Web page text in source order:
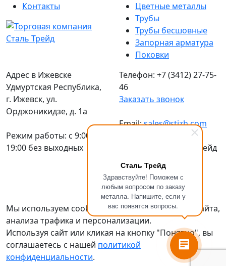
Сталь Трейд
Здравствуйте! Поможем с
любым вопросом по заказу
металла. Напишите, если у
вас появятся вопросы.
Контакты
Цветные металлы
Трубы
Трубы бесшовные
Запорная арматура
Поковки
Адрес в Ижевске
Удмуртская Республика,
г. Ижевск, ул.
Орджоникидзе, д. 1а
Режим работы: c 9:00 до
19:00 без выходных
Телефон: +7 (3412) 27-75-
46
Заказать звонок
Email:sales@stizh.com
© 2016-2026 Сталь Трейд
выгодным ценам
Политика
конфиденциальности
Мы используем cookies для улучшения работы сайта,
анализа трафика и персонализации.
Используя сайт или кликая на кнопку "Понятно", вы
соглашаетесь с нашей политикой
конфиденциальности.